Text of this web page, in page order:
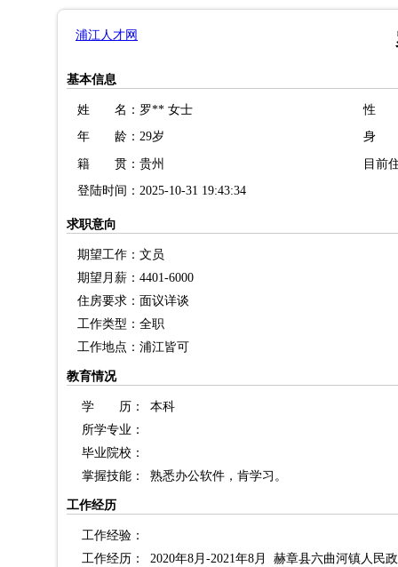
浦江人才网
基本信息
姓 名：罗** 女士
性
年 龄：29岁
身
籍 贯：贵州
目前
登陆时间：2025-10-31 19:43:34
求职意向
期望工作：文员
期望月薪：4401-6000
住房要求：面议详谈
工作类型：全职
工作地点：浦江皆可
教育情况
学 历：
本科
所学专业：
毕业院校：
掌握技能：
熟悉办公软件，肯学习。
工作经历
工作经验：
工作经历：
2020年8月-2021年8月 赫章县六曲河镇人民